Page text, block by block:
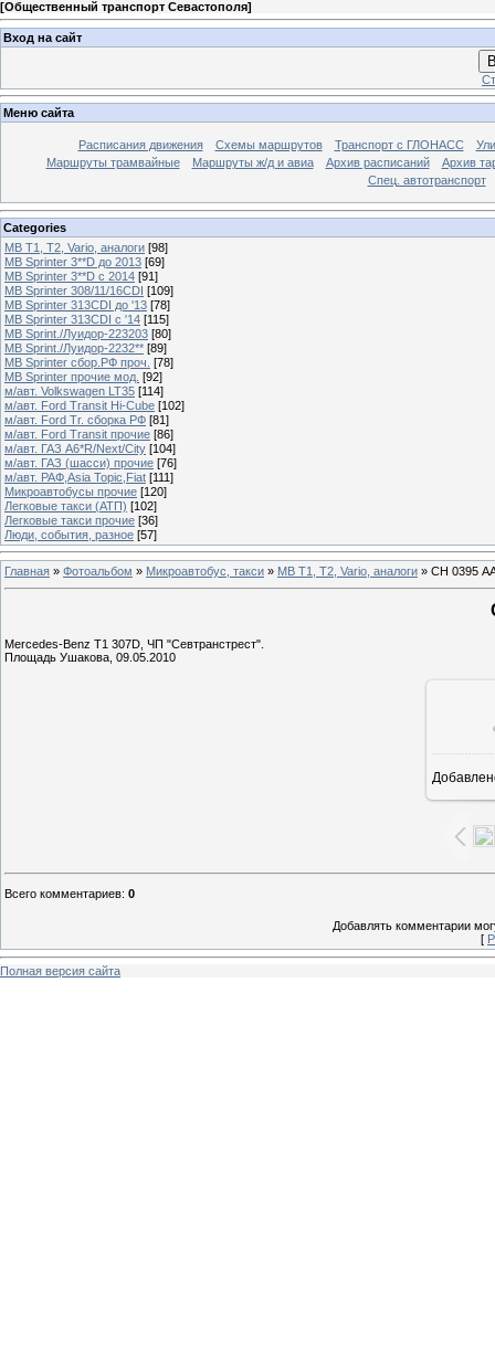
[Общественный транспорт Севастополя]
Вход на сайт
Меню сайта
Расписания движения Схемы маршрутов Транспорт с ГЛОНАСС
Маршруты трамвайные
Маршруты ж/д и авиа Архив расписаний
Архив
Спец. автотранспорт
Categories
MB T1, T2, Vario, аналоги [98]
MB Sprinter 3**D до 2013 [69]
MB Sprinter 3**D с 2014 [91]
MB Sprinter 308/11/16CDI [109]
MB Sprinter 313CDI до '13 [78]
MB Sprinter 313CDI с '14 [115]
MB Sprint./Луидор-223203 [80]
MB Sprint./Луидор-2232** [89]
MB Sprinter сбор.РФ проч. [78]
MB Sprinter прочие мод. [92]
м/авт. Volkswagen LT35 [114]
м/авт. Ford Transit Hi-Cube [102]
м/авт. Ford Tr. сборка РФ [81]
м/авт. Ford Transit прочие [86]
м/авт. ГАЗ A6*R/Next/City [104]
м/авт. ГАЗ (шасси) прочие [76]
м/авт. РАФ,Asia Topic,Fiat [111]
Микроавтобусы прочие [120]
Легковые такси (АТП) [102]
Легковые такси прочие [36]
Люди, события, разное [57]
Главная » Фотоальбом » Микроавтобус, такси » MB T1, T2, Vario, аналоги » СН 0395
Mercedes-Benz T1 307D, ЧП "Севтранстрест".
Площадь Ушакова, 09.05.2010
Всего комментариев: 0
Добавлять комментарии
[
Полная версия сайта